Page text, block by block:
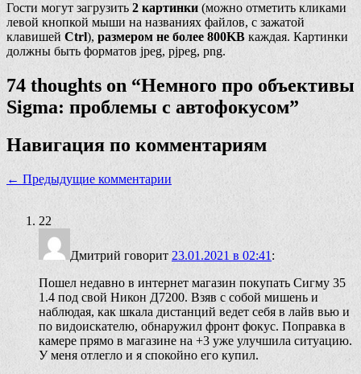
Гости могут загрузить 2 картинки (можно отметить кликами
левой кнопкой мыши на названиях файлов, с зажатой
клавишей Ctrl), размером не более 800KB каждая. Картинки
должны быть форматов jpeg, pjpeg, png.
74 thoughts on “Немного про объективы
Sigma: проблемы с автофокусом”
Навигация по комментариям
← Предыдущие комментарии
22
Дмитрий говорит 23.01.2021 в 02:41 :
Пошел недавно в интернет магазин покупать Сигму 35
1.4 под свой Никон Д7200. Взяв с собой мишень и
наблюдая, как шкала дистанций ведет себя в лайв вью и
по видоискателю, обнаружил фронт фокус. Поправка в
камере прямо в магазине на +3 уже улучшила ситуацию.
У меня отлегло и я спокойно его купил.